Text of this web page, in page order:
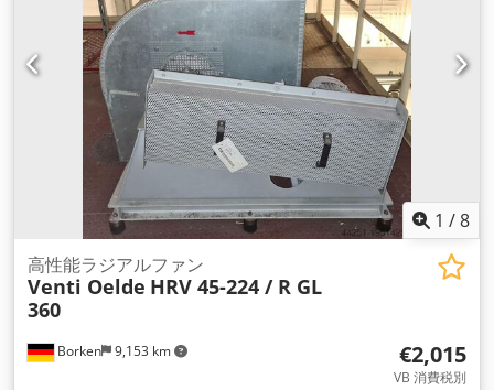
1 /8
Borken 9,153 km
高性能ラジアルファン
Venti Oelde HRV 45-224 / R GL
360
€2,015
VB 消費税別